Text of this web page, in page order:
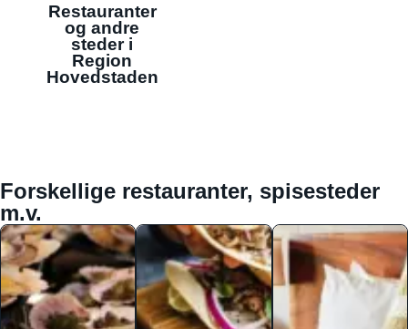
Restauranter
og andre
steder i
Region
Hovedstaden
Forskellige restauranter, spisesteder
m.v.